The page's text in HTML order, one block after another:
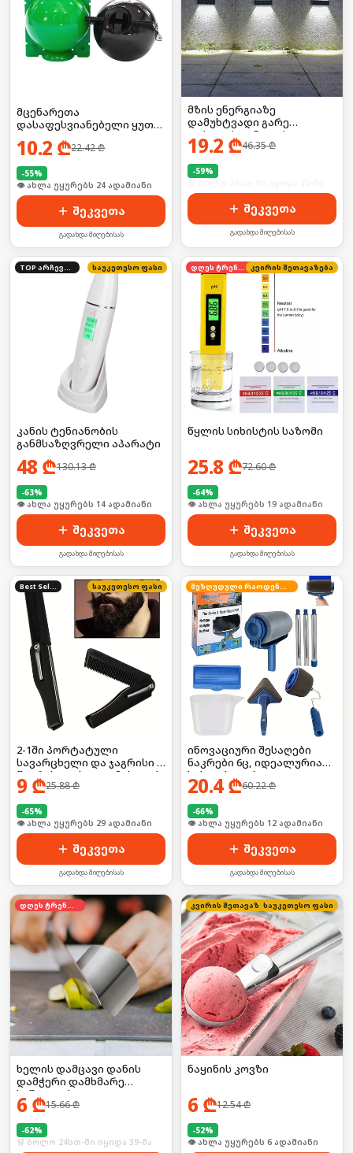
მცენარეთა
დასაფესვიანებელი ყუთი
10.2 ₾22.42₾
-55%
🛒 ბოლო 24სთ-ში იყიდა 37-მა
შეკვეთა
გადახდა მიღებისას
მზის ენერგიაზე
დამუხტვადი გარე
ფასადის განათება
19.2 ₾46.35₾
-59%
შეკვეთა
გადახდა მიღებისას
TOP არჩევანი საუკეთესო ფასი
კანის ტენიანობის
განმსაზღვრელი აპარატი
48 ₾130.13₾
-63%
🛒 ბოლო 24სთ-ში იყიდა 18-მა
შეკვეთა
გადახდა მიღებისას
დღეს ტრენდში კვირის შეთავაზება
წყლის სიხისტის საზომი
25.8 ₾72.60₾
-64%
🛒 ბოლო 24სთ-ში იყიდა 3-მა
შეკვეთა
გადახდა მიღებისას
Best Seller საუკეთესო ფასი
2-1ში პორტატული
სავარცხელი და ჯაგრისი ,
წვერისთვის და თმისთვის
9 ₾25.88₾
-65%
🛒 ბოლო 24სთ-ში იყიდა 38-მა
შეკვეთა
გადახდა მიღებისას
შეზღუდული რაოდენობა
ინოვაციური შესაღები
ნაკრები 6ც, იდეალურია
სახლისთვის
20.4₾60.22₾
-66%
🛒 ბოლო 24სთ-ში იყიდა 15-მა
შეკვეთა
გადახდა მიღებისას
დღეს ტრენდში
ხელის დამცავი დანის
დამჭერი დამხმარე
საშუალება
6 ₾15.66₾
-62%
🛒 ბოლო 24სთ-ში იყიდა 39-მა
კვირის შეთავაზებასაუკეთესო ფასი
ნაყინის კოვზი
6 ₾12.54₾
-52%
🛒 ბოლო 24სთ-ში იყიდა 12-მა